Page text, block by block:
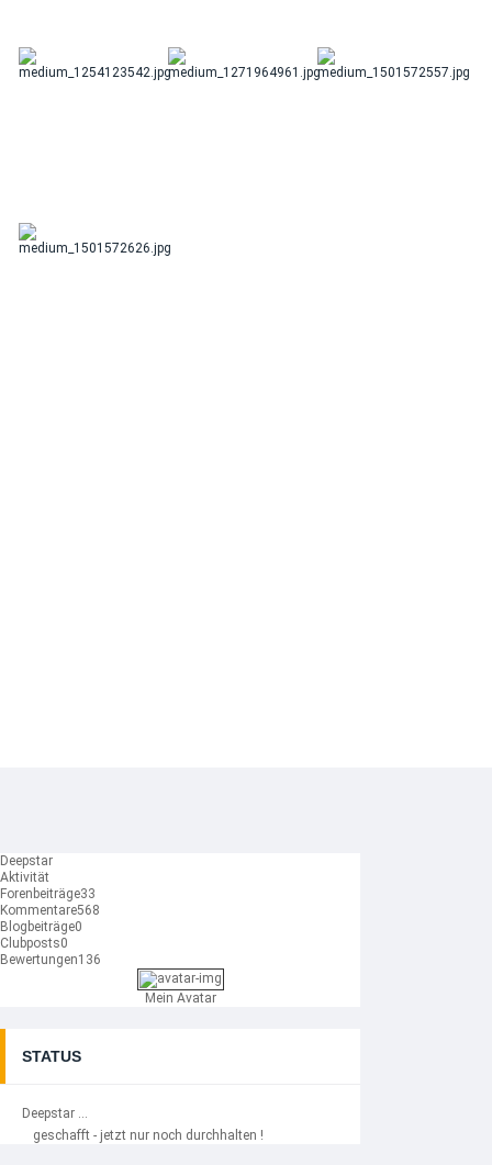
Deepstar
Aktivität
Forenbeiträge33
Kommentare568
Blogbeiträge0
Clubposts0
Bewertungen136
Mein Avatar
STATUS
Deepstar ...
geschafft - jetzt nur noch durchhalten !